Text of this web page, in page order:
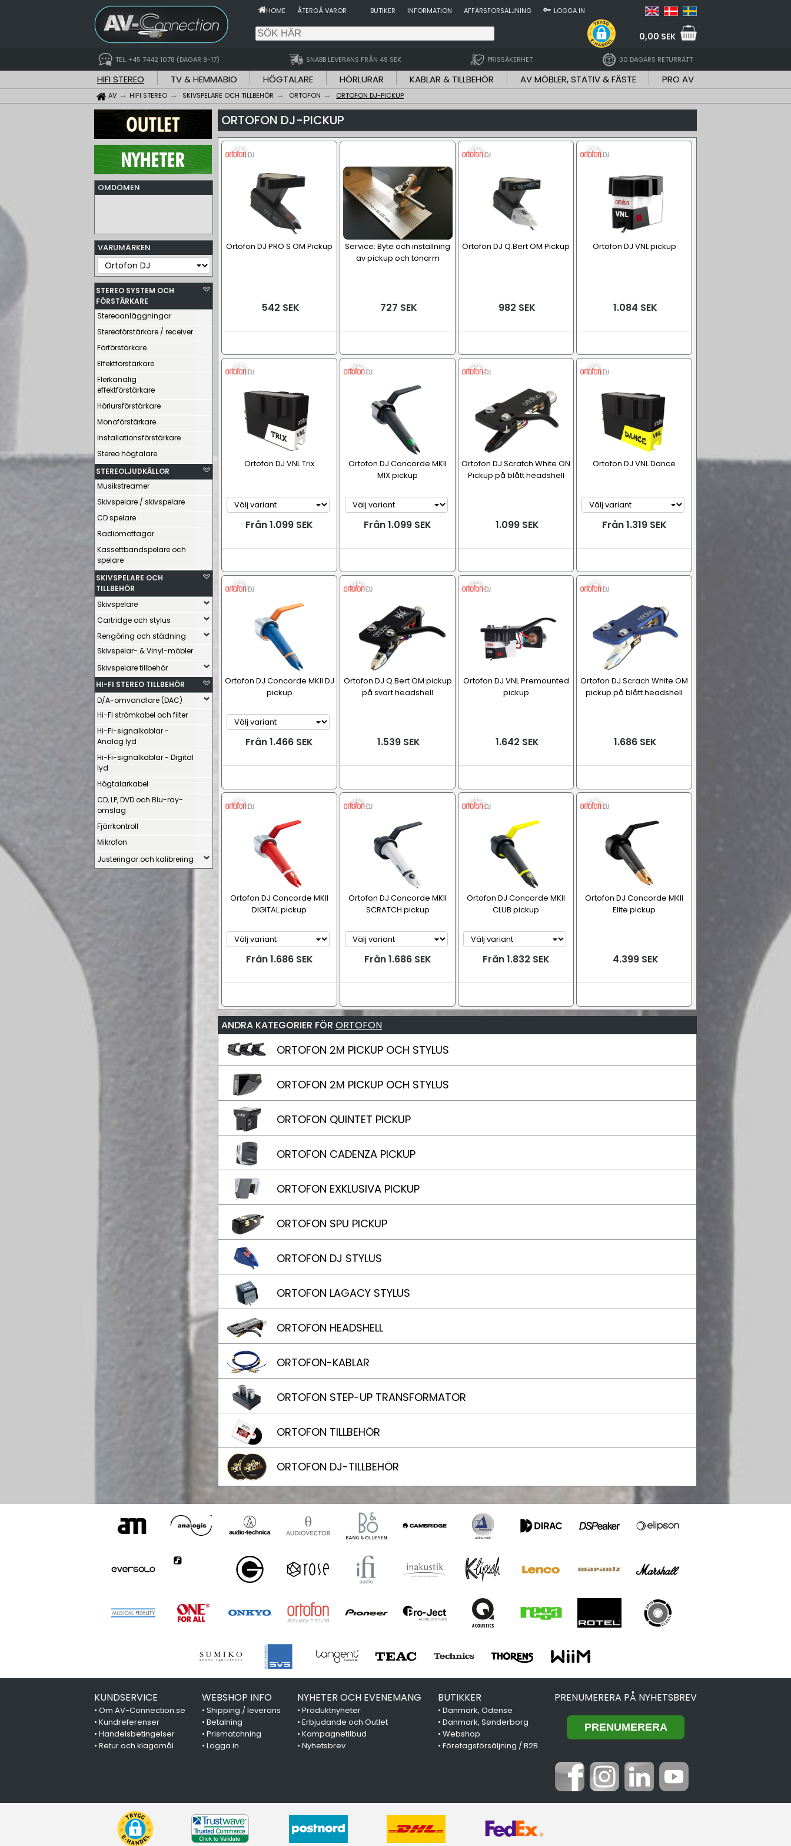
HOME ÅTERGÅ VAROR BUTIKER INFORMATION AFFÄRSFÖRSÄLJNING LOGGA IN
0,00 SEK
TEL. +45 7442 1078 (DAGAR 9-17) SNABB LEVERANS FRÅN 49 SEK PRISSÄKERHET 30 DAGARS RETURRÄTT
HIFI STEREO TV & HEMMABIO HÖGTALARE HÖRLURAR KABLAR & TILLBEHÖR AV MÖBLER, STATIV & FÄSTE PRO AV
AV HIFI STEREO SKIVSPELARE OCH TILLBEHÖR ORTOFON ORTOFON DJ-PICKUP
OMDÖMEN
VARUMÄRKEN
STEREO SYSTEM OCH
FÖRSTÄRKARE
Stereoanläggningar
Stereoförstärkare / receiver
Förförstärkare
Effektförstärkare
Flerkanalig
effektförstärkare
Hörlursförstärkare
Monoförstärkare
Installationsförstärkare
Stereo högtalare
STEREOLJUDKÄLLOR
Musikstreamer
Skivspelare / skivspelare
CD spelare
Radiomottagar
Kassettbandspelare och
spelare
SKIVSPELARE OCH
TILLBEHÖR
Skivspelare
Cartridge och stylus
Rengöring och städning
Skivspelar- & Vinyl-möbler
Skivspelare tillbehör
HI-FI STEREO TILLBEHÖR
D/A-omvandlare (DAC)
Hi-Fi strömkabel och filter
Hi-Fi-signalkablar -
Analog lyd
Hi-Fi-signalkablar - Digital
lyd
Högtalarkabel
CD, LP, DVD och Blu-ray-
omslag
Fjärrkontroll
Mikrofon
Justeringar och kalibrering
ORTOFON DJ-PICKUP
Ortofon DJ PRO S OM Pickup
542 SEK
Service: Byte och inställning
av pickup och tonarm
727 SEK
Ortofon DJ Q.Bert OM Pickup
982 SEK
Ortofon DJ VNL pickup
1.084 SEK
Ortofon DJ VNL Trix
Från 1.099 SEK
Ortofon DJ Concorde MKII
MIX pickup
Från 1.099 SEK
Ortofon DJ Scratch White ON
Pickup på blått headshell
1.099 SEK
Ortofon DJ VNL Dance
Från 1.319 SEK
Ortofon DJ Concorde MKII DJ
pickup
Från 1.466 SEK
Ortofon DJ Q.Bert OM pickup
på svart headshell
1.539 SEK
Ortofon DJ VNL Premounted
pickup
1.642 SEK
Ortofon DJ Scrach White OM
pickup på blått headshell
1.686 SEK
Ortofon DJ Concorde MKII
DIGITAL pickup
Från 1.686 SEK
Ortofon DJ Concorde MKII
SCRATCH pickup
Från 1.686 SEK
Ortofon DJ Concorde MKII
CLUB pickup
Från 1.832 SEK
Ortofon DJ Concorde MKII
Elite pickup
4.399 SEK
ANDRA KATEGORIER FÖR ORTOFON
ORTOFON 2M PICKUP OCH STYLUS
ORTOFON 2M PICKUP OCH STYLUS
ORTOFON QUINTET PICKUP
ORTOFON CADENZA PICKUP
ORTOFON EXKLUSIVA PICKUP
ORTOFON SPU PICKUP
ORTOFON DJ STYLUS
ORTOFON LAGACY STYLUS
ORTOFON HEADSHELL
ORTOFON-KABLAR
ORTOFON STEP-UP TRANSFORMATOR
ORTOFON TILLBEHÖR
ORTOFON DJ-TILLBEHÖR
KUNDSERVICE
• Om AV-Connection.se
• Kundreferenser
• Handelsbetingelser
• Retur och klagomål
WEBSHOP INFO
• Shipping / leverans
• Betalning
• Prismatchning
• Logga in
NYHETER OCH EVENEMANG
• Produktnyheter
• Erbjudande och Outlet
• Kampagnetilbud
• Nyhetsbrev
BUTIKKER
• Danmark, Odense
• Danmark, Sønderborg
• Webshop
• Företagsförsäljning / B2B
PRENUMERERA PÅ NYHETSBREV